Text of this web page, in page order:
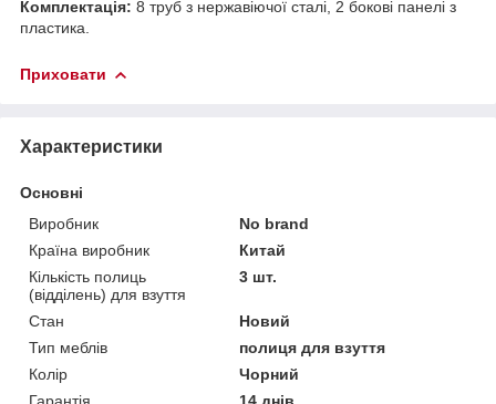
Комплектація: 8 труб з нержавіючої сталі, 2 бокові панелі з
пластика.
Приховати
Характеристики
Основні
Виробник
No brand
Країна виробник
Китай
Кількість полиць
(відділень) для взуття
3 шт.
Стан
Новий
Тип меблів
полиця для взуття
Колір
Чорний
Гарантія
14 днів